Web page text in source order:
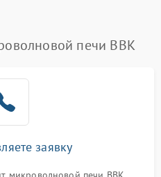
Подробнее →
2200 ₽
печи BBK
заявку